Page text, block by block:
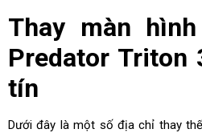
Thay màn
Predator Triton
tín
Dưới đây là một số địa chỉ thay